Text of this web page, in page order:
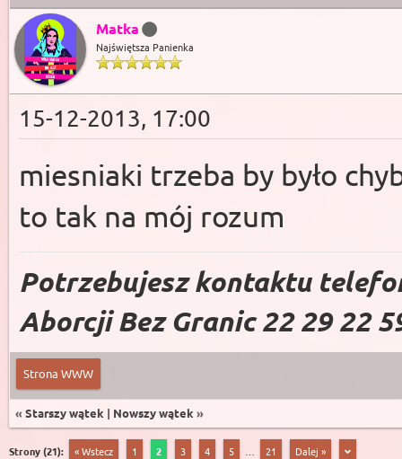
Matka
Najświętsza Panienka
15-12-2013, 17:00
miesniaki trzeba by było
to tak na mój rozum
Potrzebujesz kontaktu
Aborcji Bez Granic 22 29 22
Strona WWW
« Starszy wątek | Nowszy wątek »
Strony (21): « Wstecz 1 2 3 4 5 21 Dalej »